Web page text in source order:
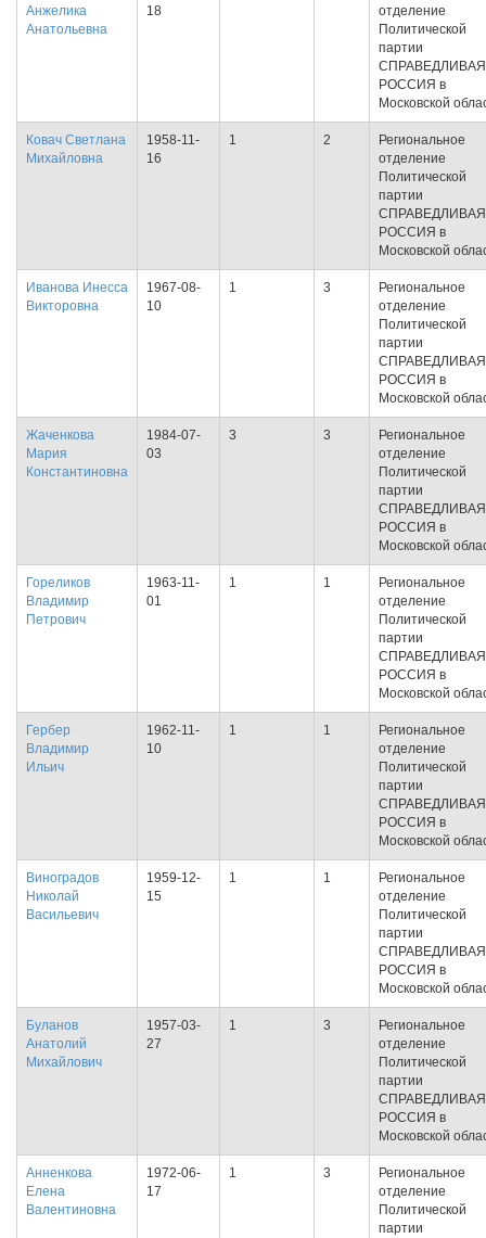
Анжелика
Анатольевна
18
отделение
Политической
партии
СПРАВЕДЛИВАЯ
РОССИЯ в
Московской
Ковач Светлана
Михайловна
1958-11-
16
1 2
Региональное
отделение
Политической
партии
СПРАВЕДЛИВАЯ
РОССИЯ в
Московской
Иванова Инесса
Викторовна
1967-08-
10
1 3
Региональное
отделение
Политической
партии
СПРАВЕДЛИВАЯ
РОССИЯ в
Московской
Жаченкова
Мария
Константиновна
1984-07-
03
3 3
Региональное
отделение
Политической
партии
СПРАВЕДЛИВАЯ
РОССИЯ в
Московской
Гореликов
Владимир
Петрович
1963-11-
01
1 1
Региональное
отделение
Политической
партии
СПРАВЕДЛИВАЯ
РОССИЯ в
Московской
Гербер
Владимир
Ильич
1962-11-
10
1 1
Региональное
отделение
Политической
партии
СПРАВЕДЛИВАЯ
РОССИЯ в
Московской
Виноградов
Николай
Васильевич
1959-12-
15
1 1
Региональное
отделение
Политической
партии
СПРАВЕДЛИВАЯ
РОССИЯ в
Московской
Буланов
Анатолий
Михайлович
1957-03-
27
1 3
Региональное
отделение
Политической
партии
СПРАВЕДЛИВАЯ
РОССИЯ в
Московской
Анненкова
Елена
Валентиновна
1972-06-
17
1 3
Региональное
отделение
Политической
партии